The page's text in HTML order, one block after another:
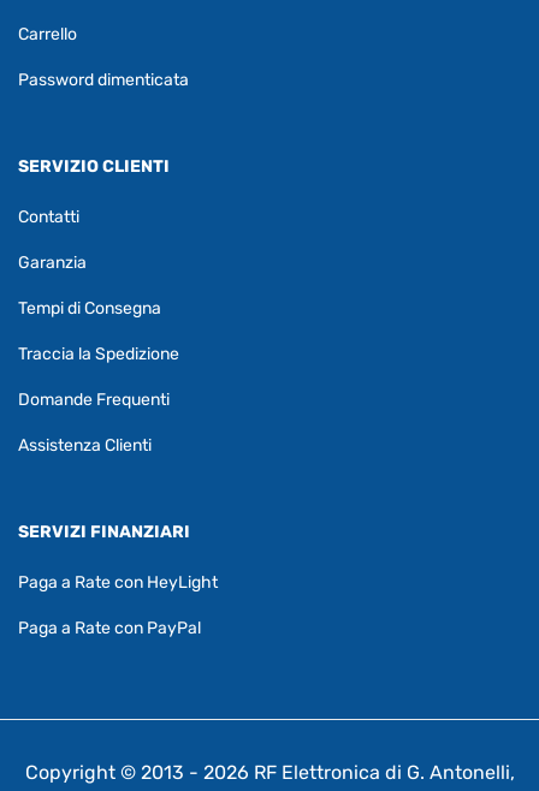
Carrello
Password dimenticata
SERVIZIO CLIENTI
Contatti
Garanzia
Tempi di Consegna
Traccia la Spedizione
Domande Frequenti
Assistenza Clienti
SERVIZI FINANZIARI
Paga a Rate con HeyLight
Paga a Rate con PayPal
Copyright © 2013 - 2026 RF Elettronica di G. Antonelli,